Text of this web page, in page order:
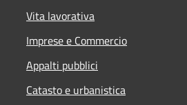
Vita lavorativa
Imprese e Commercio
Appalti pubblici
Catasto e urbanistica